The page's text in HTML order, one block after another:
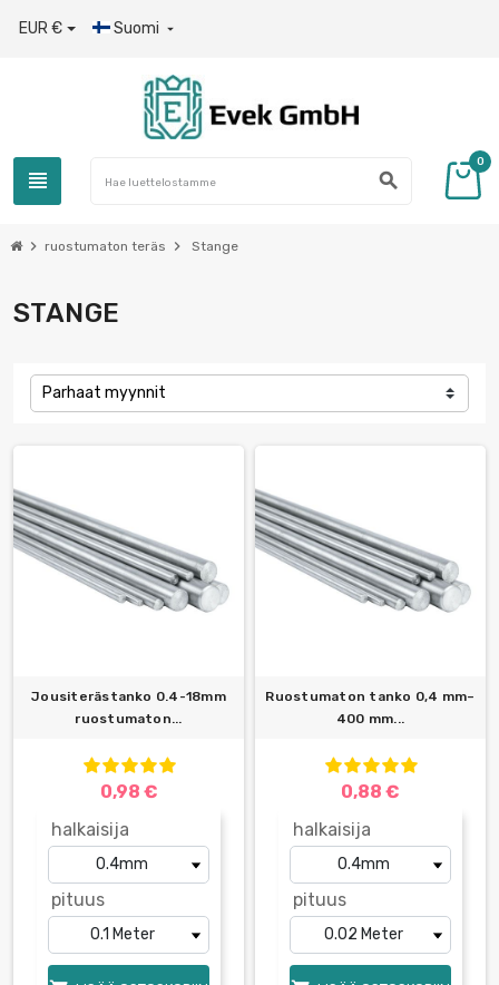
EUR € Suomi 
view_headline search
0
chevron_right ruostumaton teräs chevron_right Stange
STANGE
Parhaat myynnit
Jousiterästanko 0.4-18mm
ruostumaton...
0,98 €
halkaisija
pituus
Ruostumaton tanko 0,4 mm–
400 mm...
0,88 €
halkaisija
pituus